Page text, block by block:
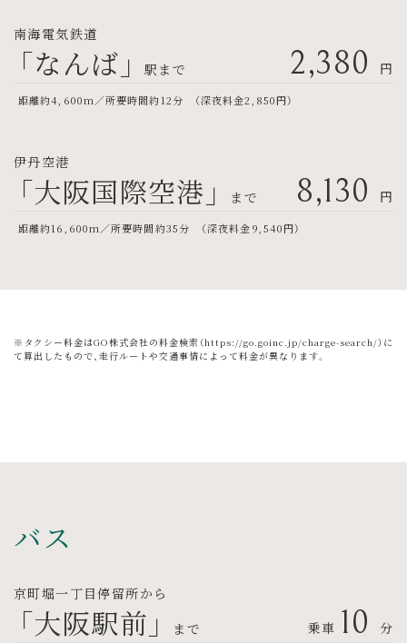
南海電気鉄道
「なんば」 駅まで 2,380 円
距離約4,600m／所要時間約12分 （深夜料金2,850円）
伊丹空港
「大阪国際空港」 まで 8,130 円
距離約16,600m／所要時間約35分 （深夜料金9,540円）
※タクシー料金はGO株式会社の料金検索（https://go.goinc.jp/charge-search/）に
て算出したもので、走行ルートや交通事情によって料金が異なります。
バス
京町堀一丁目停留所から
「大阪駅前」 まで 乗車 10 分